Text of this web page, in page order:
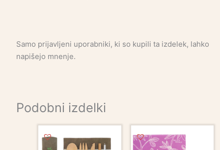
Samo prijavljeni uporabniki, ki so kupili ta izdelek, lahko
napišejo mnenje.
Podobni izdelki